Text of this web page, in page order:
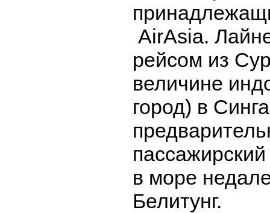
AirAsia.
рейсом из
величине
город) в
в море
Белитунг.